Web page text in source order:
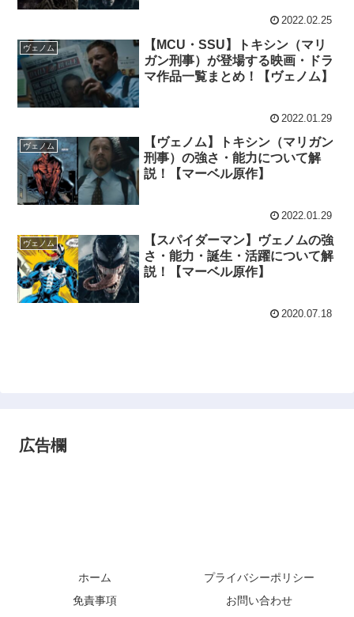
2022.02.25
ヴェノム
【MCU・SSU】トキシン（マリ
ガン刑事）が登場する映画・ドラ
マ作品一覧まとめ！【ヴェノム】
2022.01.29
ヴェノム
【ヴェノム】トキシン（マリガン
刑事）の強さ・能力について解
説！【マーベル原作】
2022.01.29
ヴェノム
【スパイダーマン】ヴェノムの強
さ・能力・誕生・活躍について解
説！【マーベル原作】
2020.07.18
広告欄
ホーム
プライバシーポリシー
免責事項
お問い合わせ